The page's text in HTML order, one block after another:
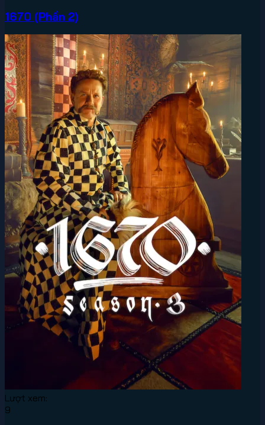
1670 (Phần 2)
Lượt xem:
9